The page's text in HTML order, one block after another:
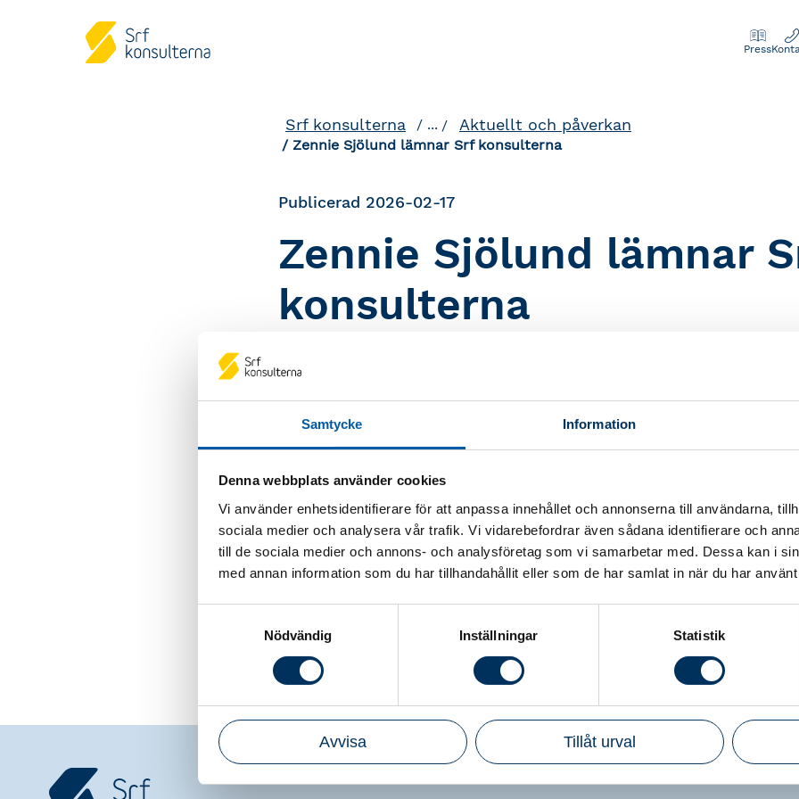
Samtycke Information
Denna webbplats använder cookies
Vi använder enhetsidentifierare för att anpassa innehållet och annonserna till användarna,
sociala medier och analysera vår trafik. Vi vidarebefordrar även sådana identifierare och
till de sociala medier och annons- och analysföretag som vi samarbetar med. Dessa kan i
med annan information som du har tillhandahållit eller som de har samlat in när du har
Nödvändig
Inställningar Statistik
Avvisa Tillåt urval
Press
Srf konsulterna ... Aktuellt och påverkan
Zennie Sjölund lämnar Srf konsulterna
Publicerad 2026-02-17
Zennie Sjölund lämnar
konsulterna
många år i organisationen för att gå vidare till nya uppdrag utanför
– Vi vill tacka Zennie för hennes insatser under sin tid på Srf
önskar henne lycka till framöver, säger Lena Lind, vd på Srf
Arbetet inom enheten Bransch fortsätter som planerat och
efterträdare har inletts.
Zennie Sjölund avslutar sin anställning på Srf konsulterna den 31